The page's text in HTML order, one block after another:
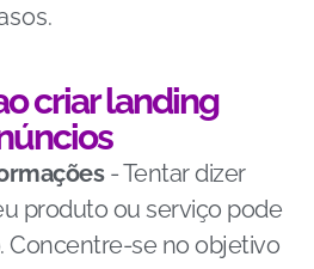
criar landing
- Tentar dizer
produto ou serviço pode
Concentre-se no objetivo